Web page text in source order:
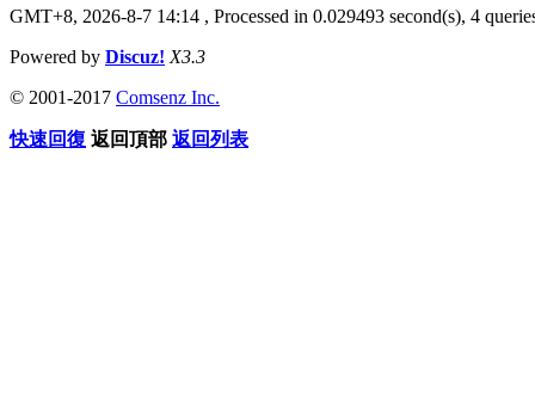
GMT+8, 2026-8-7 14:14 , Processed in 0.029493 second(s), 4
Powered by Discuz! X3.3
© 2001-2017 Comsenz Inc.
快速回復 返回頂部 返回列表